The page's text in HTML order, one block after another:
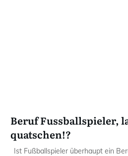
Beruf Fussballspieler,
quatschen!?
Ist Fußballspieler überhaupt ein